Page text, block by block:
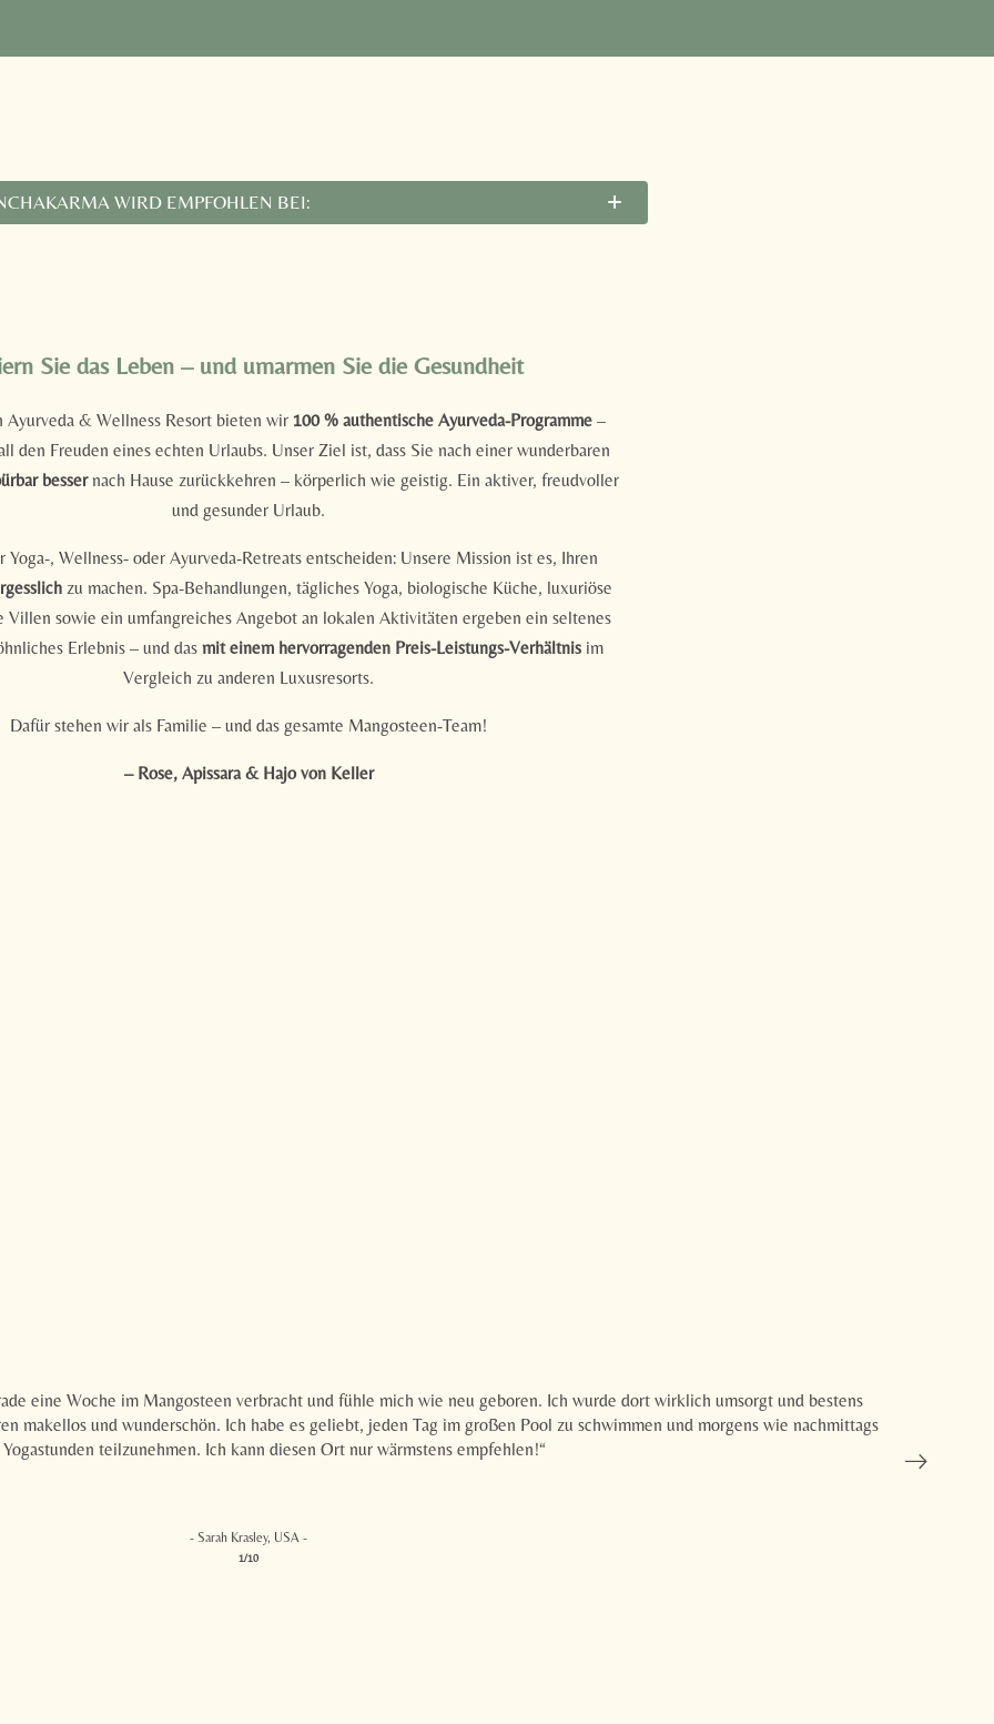
WIRD EMPFOHLEN BEI:
Hautausstrahlung
beim Rauchstopp oder beim Reduzieren von Snacks
Sie das Leben – und umarmen Sie die Gesundheit
Ayurveda & Wellness Resort bieten wir 100 % authentische Ayurveda-Programme–
den Freuden eines echten Urlaubs. Unser Ziel ist, dass Sie nach einer wunderbaren
bessernach Hause zurückkehren – körperlich wie geistig. Ein aktiver, freudvoller
und gesunder Urlaub.
Yoga-, Wellness- oder Ayurveda-Retreats entscheiden: Unsere Mission ist es, Ihren
zu machen. Spa-Behandlungen, tägliches Yoga, biologische Küche, luxuriöse
Villen sowie ein umfangreiches Angebot an lokalen Aktivitäten ergeben ein seltenes
Erlebnis – und das mit einem hervorragenden Preis-Leistungs-Verhältnis im
Vergleich zu anderen Luxusresorts.
Dafür stehen wir als Familie – und das gesamte Mangosteen-Team!
– Rose, Apissara & Hajo von Keller
eine Woche im Mangosteen verbracht und fühle mich wie neu geboren. Ich wurde dort wirklich umsorgt und bestens
makellos und wunderschön. Ich habe es geliebt, jeden Tag im großen Pool zu schwimmen und morgens wie nachmittags
teilzunehmen. Ich kann diesen Ort nur wärmstens empfehlen!“
- Sarah Krasley, USA -
1/10
Newsletteranmeldung